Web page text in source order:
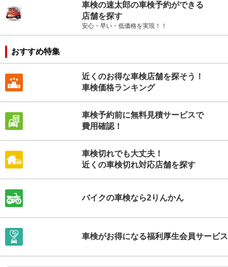
車検の速太郎の車検予約ができる
店舗を探す
安心・早い・低価格を実現！！
おすすめ特集
近くのお得な車検店舗を探そう！
車検価格ランキング
車検予約前に無料見積サービスで
費用確認！
車検切れでも大丈夫！
近くの車検切れ対応店舗を探す
バイクの車検なら2りんかん
車検がお得になる福利厚生会員サービス